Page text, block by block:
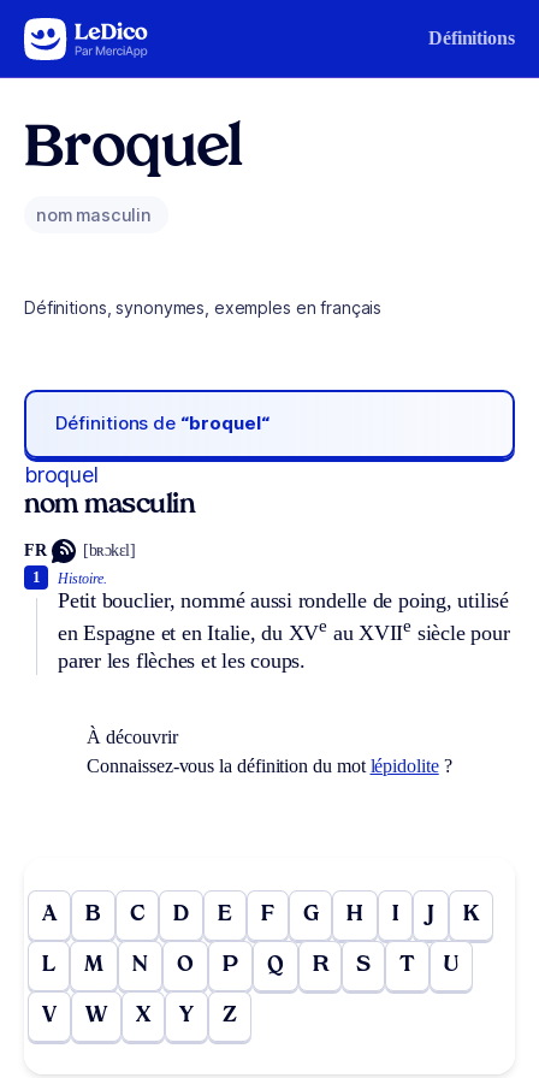
Aller au contenu Définitions
Broquel
nom masculin
Définitions, synonymes, exemples en français
Définitions de “broquel“
broquel
nom masculin
FR [bʀɔkɛl]
Histoire.
Petit bouclier, nommé aussi rondelle de poing, utilisé
en Espagne et en Italie, du XVe au XVIIe siècle pour
parer les flèches et les coups.
1
À découvrir
Connaissez-vous la définition du mot lépidolite?
A B C D E F G H I J K
L M N O P Q R S T U
V W X Y Z